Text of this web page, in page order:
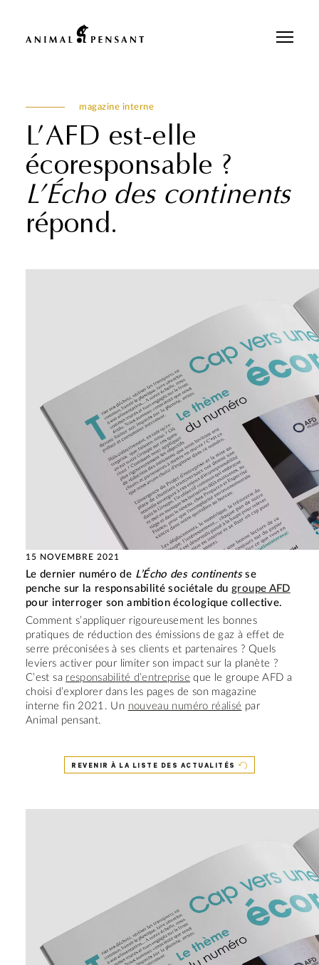
magazine interne
L’AFD est-elle
écoresponsable ?
L’Écho des continents
répond.
15 NOVEMBRE 2021
Le dernier numéro de L’Écho des continentsse
penche sur la responsabilité sociétale dugroupe AFD
pour interroger son ambition écologique collective.
Comment s’appliquer rigoureusement les bonnes
pratiques de réduction des émissions de gaz à effet de
serre préconisées à ses clients et partenaires ? Quels
leviers activer pour limiter son impact sur la planète ?
C’est sa responsabilité d’entreprise que le groupe AFD a
choisi d’explorer dans les pages de son magazine
interne fin 2021. Un nouveau numéro réalisé par
Animal pensant.
REVENIR À LA LISTE DES ACTUALITÉS